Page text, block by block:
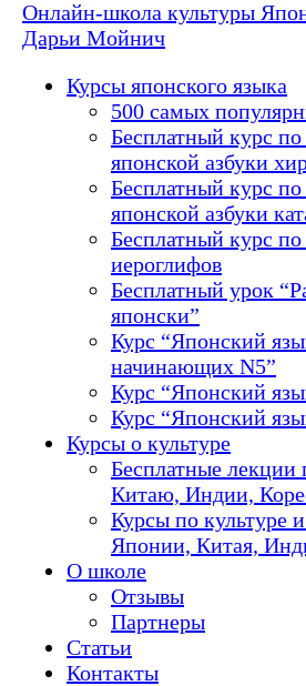
Онлайн-школа культуры
Дарьи Мойнич
Курсы японского языка
500 самых
Бесплатный курс
японской азбуки
Бесплатный курс
японской азбуки
Бесплатный курс
иероглифов
Бесплатный урок
японски”
Курс “Японский
начинающих N5”
Курс “Японский
Курс “Японский
Курсы о культуре
Бесплатные
Китаю, Индии,
Курсы по культуре
Японии, Китая,
О школе
Отзывы
Партнеры
Статьи
Контакты